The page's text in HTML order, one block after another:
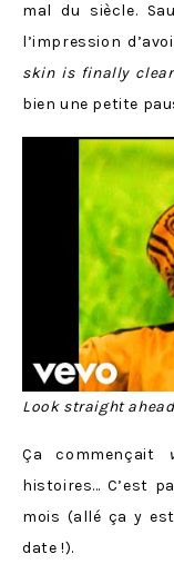
mal du siècle.
l’impression
skin is finally
bien une petite
Look straight
Ça commençait
histoires… C’est
mois (allé ça y
date !).